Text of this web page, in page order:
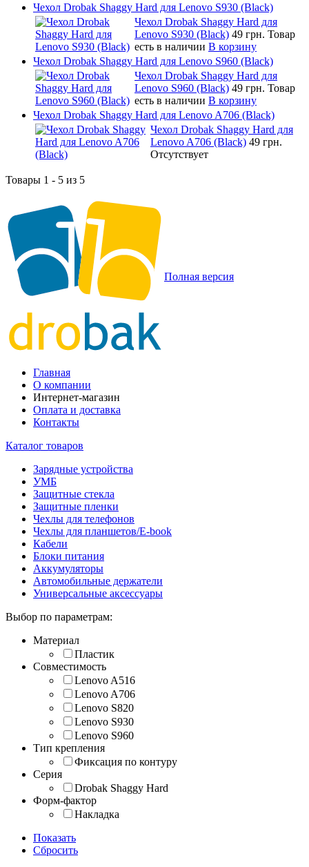
Чехол Drobak Shaggy Hard для Lenovo S930 (Black)
Чехол Drobak Shaggy Hard для
Lenovo S930 (Black) 49 грн. Товар
есть в наличии В корзину
Чехол Drobak Shaggy Hard для Lenovo S960 (Black)
Чехол Drobak Shaggy Hard для
Lenovo S960 (Black) 49 грн. Товар
есть в наличии В корзину
Чехол Drobak Shaggy Hard для Lenovo A706 (Black)
Чехол Drobak Shaggy Hard для
Lenovo A706 (Black) 49 грн.
Отсутствует
Товары 1 - 5 из 5
Полная версия
Главная
О компании
Интернет-магазин
Оплата и доставка
Контакты
Каталог товаров
Зарядные устройства
УМБ
Защитные стекла
Защитные пленки
Чехлы для телефонов
Чехлы для планшетов/E-book
Кабели
Блоки питания
Аккумуляторы
Автомобильные держатели
Универсальные аксессуары
Выбор по параметрам:
Материал
Пластик
Совместимость
Lenovo A516
Lenovo A706
Lenovo S820
Lenovo S930
Lenovo S960
Тип крепления
Фиксация по контуру
Серия
Drobak Shaggy Hard
Форм-фактор
Накладка
Показать
Сбросить